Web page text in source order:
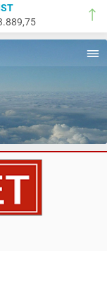
HAYIRLI OLSUN